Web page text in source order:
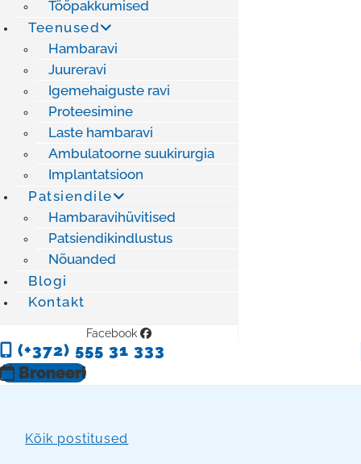
Tööpakkumised
Teenused
Hambaravi
Juureravi
Igemehaiguste ravi
Proteesimine
Laste hambaravi
Ambulatoorne suukirurgia
Implantatsioon
Patsiendile
Hambaravihüvitised
Patsiendikindlustus
Nõuanded
Blogi
Kontakt
Facebook
(+372) 555 31 333
Broneeri
Kõik postitused